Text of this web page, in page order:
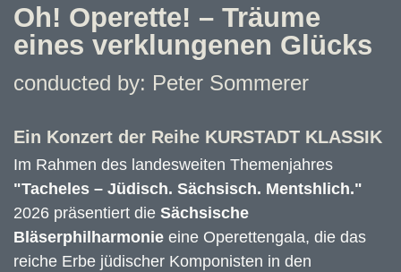
Oh! Operette! – Träume
eines verklungenen Glücks
conducted by: Peter Sommerer
Ein Konzert der Reihe KURSTADT KLASSIK
Im Rahmen des landesweiten Themenjahres
"Tacheles – Jüdisch. Sächsisch. Mentshlich."
2026 präsentiert die Sächsische
Bläserphilharmonie eine Operettengala, die das
reiche Erbe jüdischer Komponisten in den